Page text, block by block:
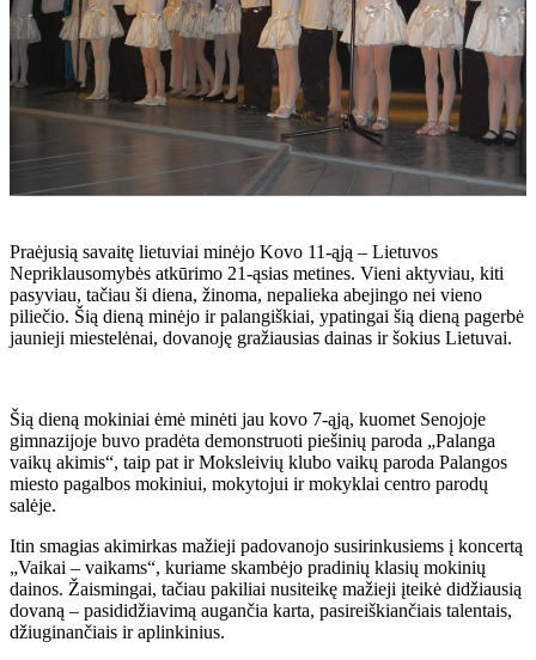
Praėjusią savaitę lietuviai minėjo Kovo 11-ąją – Lietuvos
Nepriklausomybės atkūrimo 21-ąsias metines. Vieni aktyviau, kiti
pasyviau, tačiau ši diena, žinoma, nepalieka abejingo nei vieno
piliečio. Šią dieną minėjo ir palangiškiai, ypatingai šią dieną pagerbė
jaunieji miestelėnai, dovanoję gražiausias dainas ir šokius Lietuvai.
Šią dieną mokiniai ėmė minėti jau kovo 7-ąją, kuomet Senojoje
gimnazijoje buvo pradėta demonstruoti piešinių paroda „Palanga
vaikų akimis“, taip pat ir Moksleivių klubo vaikų paroda Palangos
miesto pagalbos mokiniui, mokytojui ir mokyklai centro parodų
salėje.
Itin smagias akimirkas mažieji padovanojo susirinkusiems į koncertą
„Vaikai – vaikams“, kuriame skambėjo pradinių klasių mokinių
dainos. Žaismingai, tačiau pakiliai nusiteikę mažieji įteikė didžiausią
dovaną – pasididžiavimą augančia karta, pasireiškiančiais talentais,
džiuginančiais ir aplinkinius.